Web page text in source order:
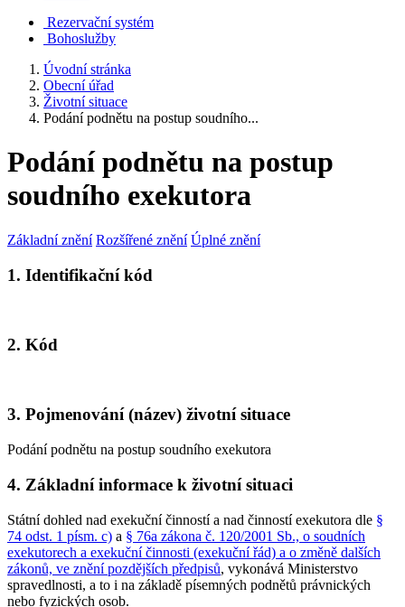
Rezervační systém
Bohoslužby
Úvodní stránka
Obecní úřad
Životní situace
Podání podnětu na postup soudního...
Podání podnětu na postup
soudního exekutora
Základní znění Rozšířené znění Úplné znění
1. Identifikační kód
2. Kód
3. Pojmenování (název) životní situace
Podání podnětu na postup soudního exekutora
4. Základní informace k životní situaci
Státní dohled nad exekuční činností a nad činností exekutora dle §
74 odst. 1 písm. c) a § 76a zákona č. 120/2001 Sb., o soudních
exekutorech a exekuční činnosti (exekuční řád) a o změně dalších
zákonů, ve znění pozdějších předpisů, vykonává Ministerstvo
spravedlnosti, a to i na základě písemných podnětů právnických
nebo fyzických osob.